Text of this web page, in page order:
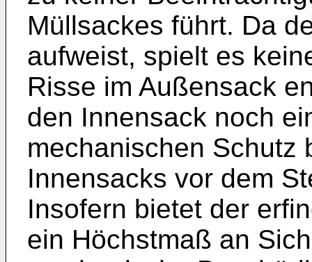
Müllsackes führt. Da
aufweist, spielt es
Risse im Außensack
den Innensack noch
mechanischen Schutz
Innensacks vor dem
Insofern bietet der
ein Höchstmaß an